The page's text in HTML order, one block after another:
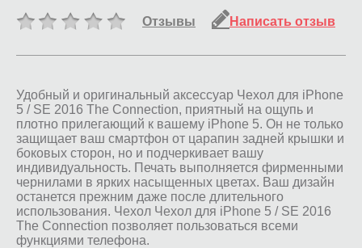
Отзывы Написать отзыв
Удобный и оригинальный аксессуар Чехол для iPhone
5 / SE 2016 The Connection, приятный на ощупь и
плотно прилегающий к вашему iPhone 5. Он не только
защищает ваш смартфон от царапин задней крышки и
боковых сторон, но и подчеркивает вашу
индивидуальность. Печать выполняется фирменными
чернилами в ярких насыщенных цветах. Ваш дизайн
останется прежним даже после длительного
использования. Чехол Чехол для iPhone 5 / SE 2016
The Connection позволяет пользоваться всеми
функциями телефона.